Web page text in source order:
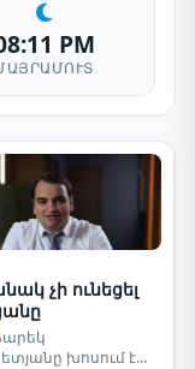
PM
չի ունեցել
խոսում է